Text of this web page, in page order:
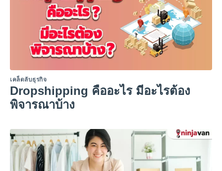
เคล็ดลับธุรกิจ
Dropshipping คืออะไร มีอะไรต้อง
พิจารณาบ้าง